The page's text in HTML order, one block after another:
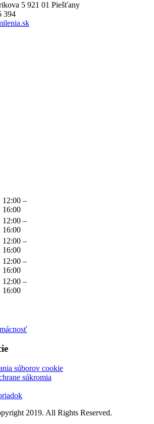
5 921 01 Piešťany
394
12:00 –
16:00
12:00 –
16:00
12:00 –
16:00
12:00 –
16:00
12:00 –
16:00
súborov cookie
súkromia
2019. All Rights Reserved.